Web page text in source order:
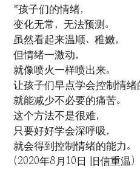
*孩子们的情绪，
变化无常，无法预测。
虽然看起来温顺、稚嫩，
但情绪一激动，
就像喷火一样喷出来。
让孩子们早点学会控制情绪
就能减少不必要的痛苦。
这个方法不是很难，
只要好好学会深呼吸，
就会得到控制情绪的能力。
(2020年8月10日 旧信重温)